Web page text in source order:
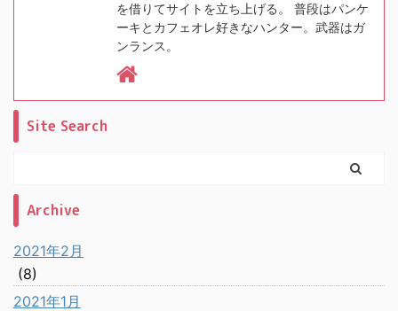
を借りてサイトを立ち上げる。 普段はパンケ
ーキとカフェオレ好きなハンター。武器はガ
ンランス。
Site Search
Archive
2021年2月
(8)
2021年1月